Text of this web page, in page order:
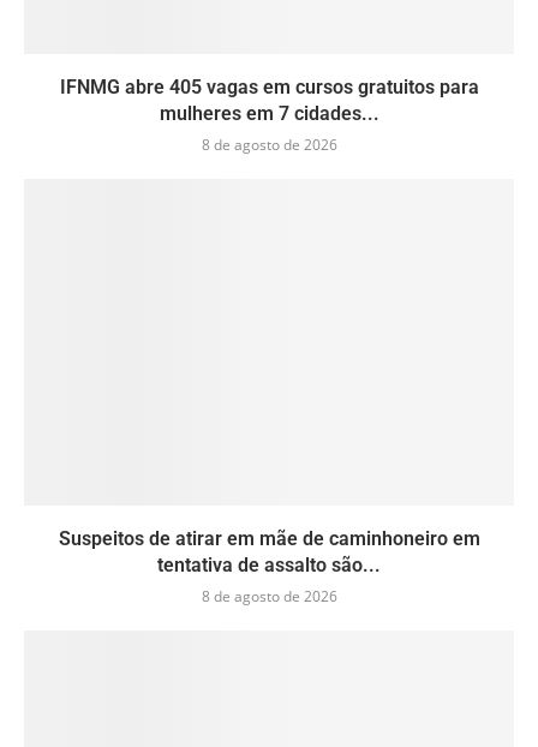
IFNMG abre 405 vagas em cursos gratuitos para
mulheres em 7 cidades...
8 de agosto de 2026
Suspeitos de atirar em mãe de caminhoneiro em
tentativa de assalto são...
8 de agosto de 2026